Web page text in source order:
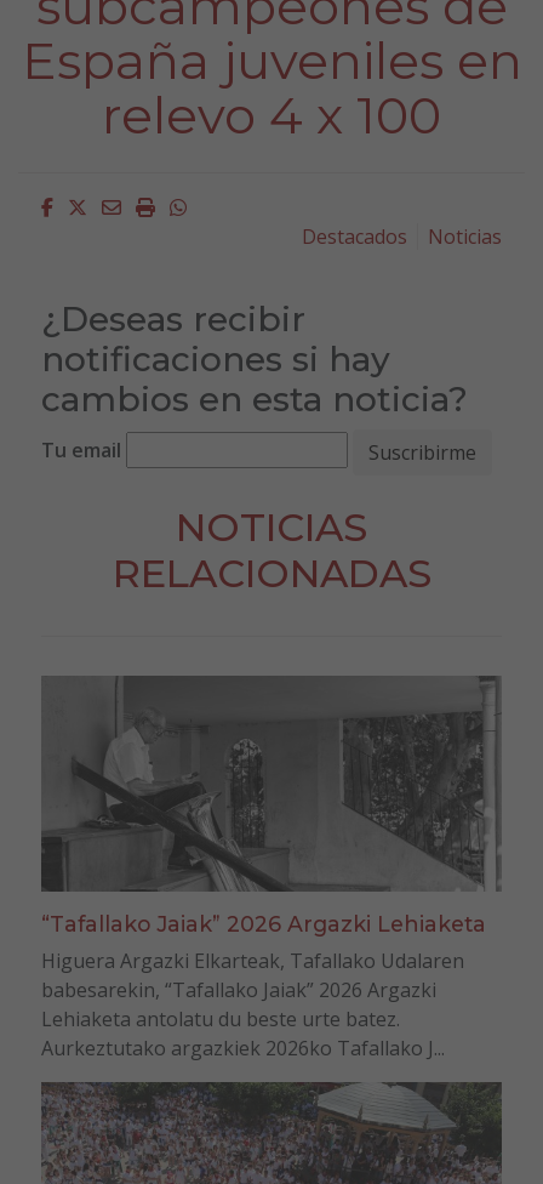
España juveniles en
relevo 4 x 100
Facebook
Twitter
EmailImprimirWhatsapp
Destacados
Noticias
¿Deseas recibir
notificaciones si hay
cambios en esta noticia?
Tu email
NOTICIAS
RELACIONADAS
“Tafallako Jaiak” 2026 Argazki Lehiaketa
Higuera Argazki Elkarteak, Tafallako Udalaren
babesarekin, “Tafallako Jaiak” 2026 Argazki
Lehiaketa antolatu du beste urte batez.
Aurkeztutako argazkiek 2026ko Tafallako J...